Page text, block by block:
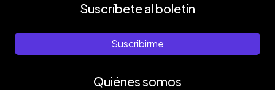
Suscríbete al boletín
Suscribirme
Quiénes somos